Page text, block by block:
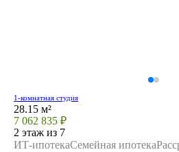
1-комнатная студия
28.15 м²
7 062 835 ₽
2 этаж из 7
ИТ-ипотекаСемейная ипотека